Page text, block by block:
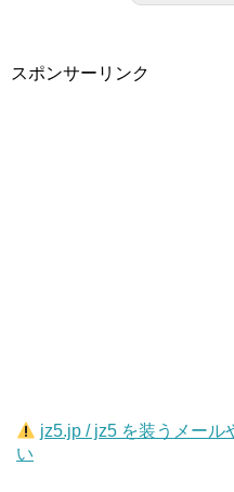
スポンサーリンク
jz5.jp / jz5 を装うメール
い